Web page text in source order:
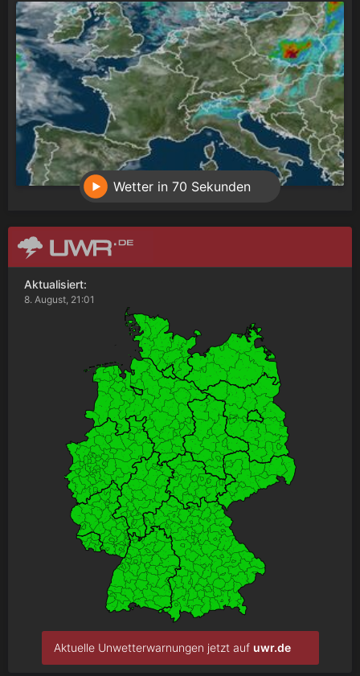
Wetter in 70 Sekunden
Aktualisiert:
8. August, 21:01
Aktuelle Unwetterwarnungen jetzt auf uwr.de